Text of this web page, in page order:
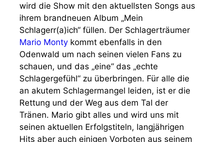
wird die Show mit den aktuellsten Songs aus
ihrem brandneuen Album „Mein
Schlagerr(a)ich“ füllen. Der Schlagerträumer
Mario Monty kommt ebenfalls in den
Odenwald um nach seinen vielen Fans zu
schauen, und das „eine“ das „echte
Schlagergefühl“ zu überbringen. Für alle die
an akutem Schlagermangel leiden, ist er die
Rettung und der Weg aus dem Tal der
Tränen. Mario gibt alles und wird uns mit
seinen aktuellen Erfolgstiteln, langjährigen
Hits aber auch einigen Vorboten aus seinem